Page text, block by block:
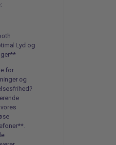
Lyd og
for
og